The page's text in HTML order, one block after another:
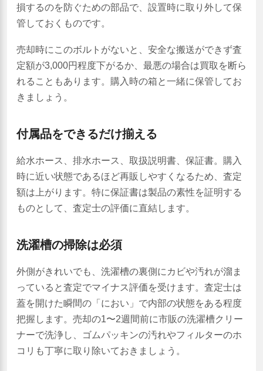
損するのを防ぐための部品で、設置時に取り外して保
管しておくものです。
売却時にこのボルトがないと、安全な搬送ができず査
定額が3,000円程度下がるか、最悪の場合は買取を断ら
れることもあります。購入時の箱と一緒に保管してお
きましょう。
付属品をできるだけ揃える
給水ホース、排水ホース、取扱説明書、保証書。購入
時に近い状態であるほど再販しやすくなるため、査定
額は上がります。特に保証書は製品の素性を証明する
ものとして、査定士の評価に直結します。
洗濯槽の掃除は必須
外側がきれいでも、洗濯槽の裏側にカビや汚れが溜ま
っていると査定でマイナス評価を受けます。査定士は
蓋を開けた瞬間の「におい」で内部の状態をある程度
把握します。売却の1〜2週間前に市販の洗濯槽クリー
ナーで洗浄し、ゴムパッキンの汚れやフィルターのホ
コリも丁寧に取り除いておきましょう。